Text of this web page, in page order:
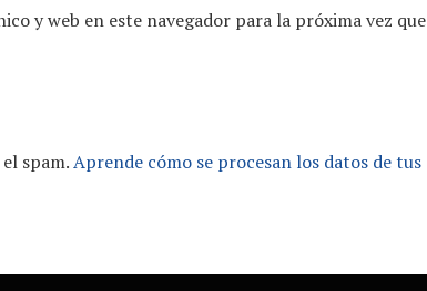
y web en este navegador para la próxima vez que
spam.Aprende cómo se procesan los datos de tus